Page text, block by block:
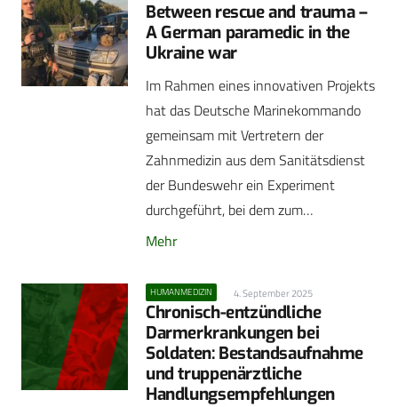
Between rescue and trauma –
A German paramedic in the
Ukraine war
Im Rahmen eines innovativen Projekts
hat das Deutsche Marinekommando
gemeinsam mit Vertretern der
Zahnmedizin aus dem Sanitätsdienst
der Bundeswehr ein Experiment
durchgeführt, bei dem zum…
Mehr
HUMANMEDIZIN 4. September 2025
Chronisch-entzündliche
Darmerkrankungen bei
Soldaten: Bestandsaufnahme
und truppenärztliche
Handlungsempfehlungen